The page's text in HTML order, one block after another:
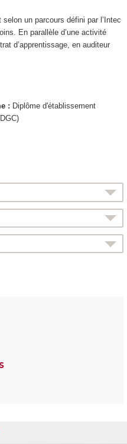
un parcours défini par l’Intec
En parallèle d’une activité
d’apprentissage, en auditeur
: Diplôme d'établissement